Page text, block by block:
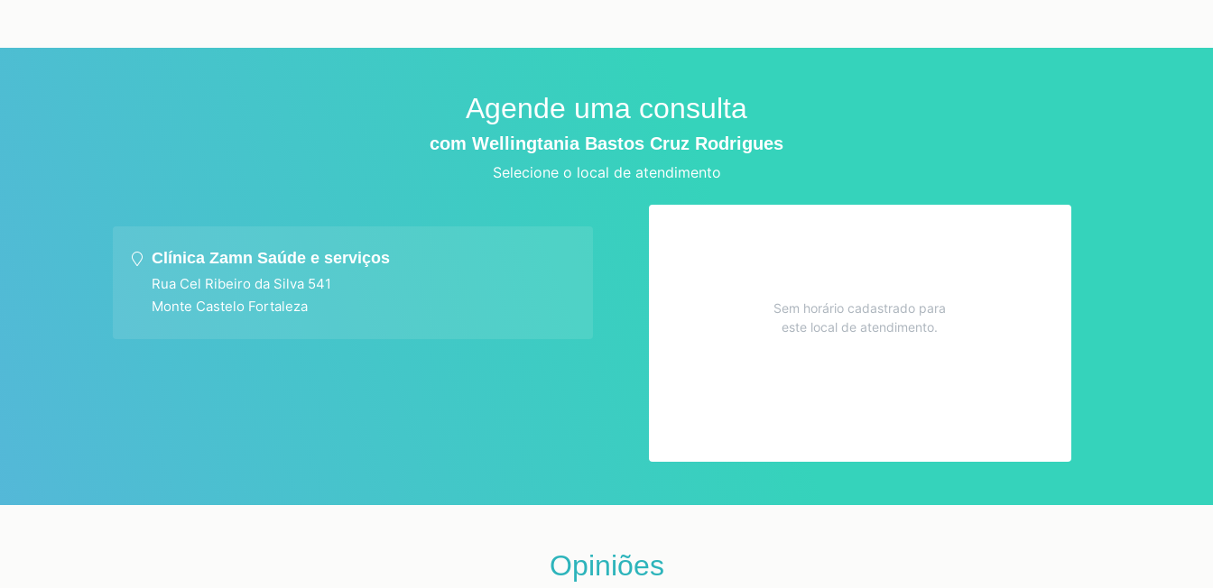
Agende uma consulta
com Wellingtania Bastos Cruz Rodrigues
Selecione o local de atendimento
Clínica Zamn Saúde e serviços
Rua Cel Ribeiro da Silva 541
Monte Castelo Fortaleza
Sem horário cadastrado para
este local de atendimento.
Opiniões